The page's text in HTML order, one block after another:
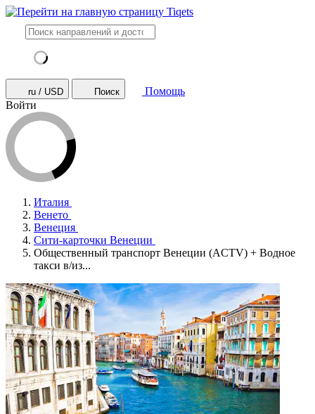
ru / USD Поиск
Помощь
Войти
Италия
Венето
Венеция
Сити-карточки Венеции
Общественный транспорт Венеции (ACTV) + Водное
такси в/из...